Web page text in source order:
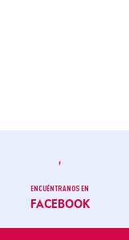
ENCUÉNTRANOS EN
FACEBOOK